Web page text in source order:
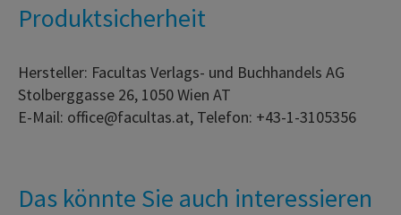
Produktsicherheit
Hersteller: Facultas Verlags- und Buchhandels AG
Stolberggasse 26, 1050 Wien AT
E-Mail: office@facultas.at, Telefon: +43-1-3105356
Das könnte Sie auch interessieren